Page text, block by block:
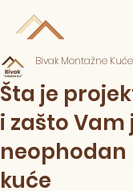
Šta je
i zašto Vam
kuće
Bivak Montažne Kuće